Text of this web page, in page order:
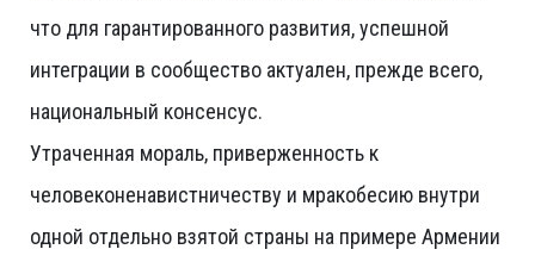
что для гарантированного развития, успешной
интеграции в сообщество актуален, прежде всего,
национальный консенсус.
Утраченная мораль, приверженность к
человеконенавистничеству и мракобесию внутри
одной отдельно взятой страны на примере Армении